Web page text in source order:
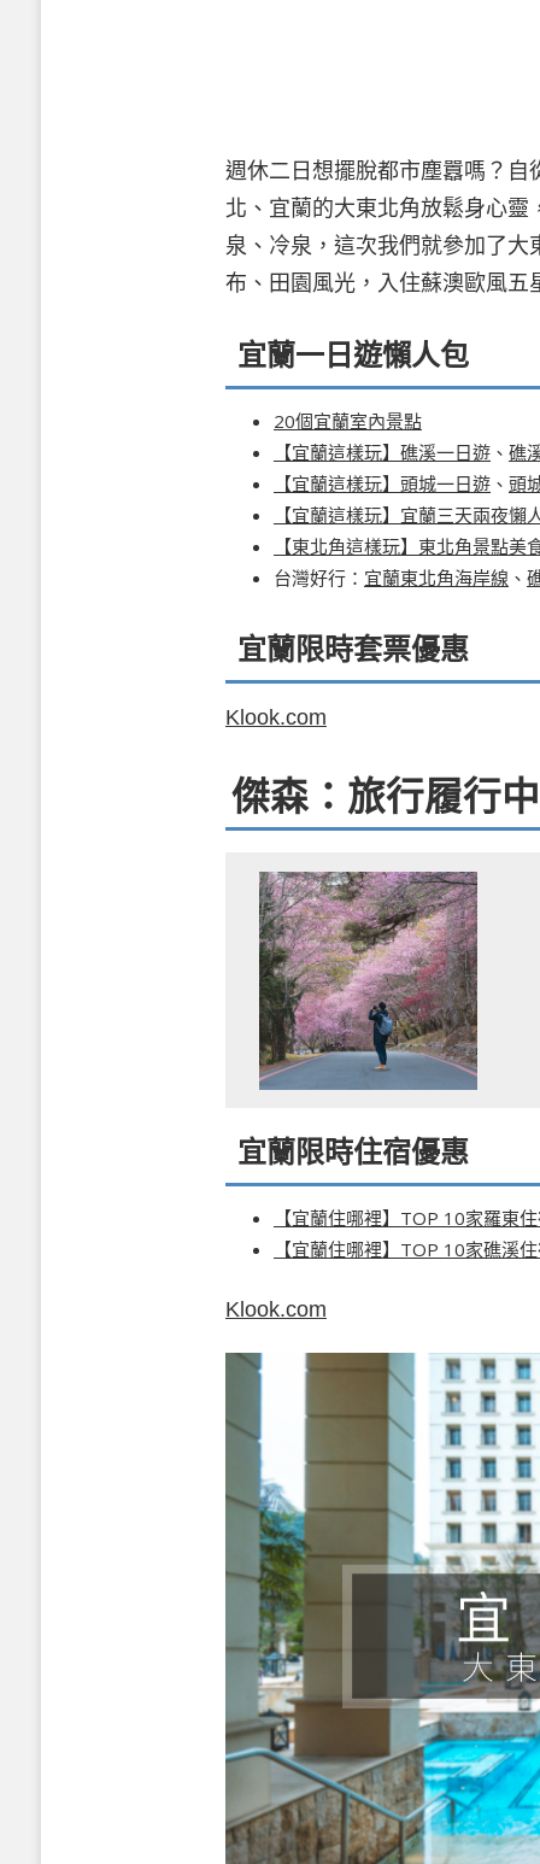
週休二日想擺脫都市塵囂嗎？
北、宜蘭的大東北角放鬆身心
泉、冷泉，這次我們就參加了
布、田園風光，入住蘇澳歐風
宜蘭一日遊懶人包
20個宜蘭室內景點
【宜蘭這樣玩】礁溪一日遊、 礁
【宜蘭這樣玩】頭城一日遊、 頭
【宜蘭這樣玩】宜蘭三天兩夜懶
【東北角這樣玩】東北角景點美
台灣好行： 宜蘭東北角海岸線 、
宜蘭限時套票優惠
Klook.com
傑森：旅行履行中
宜蘭限時住宿優惠
【宜蘭住哪裡】TOP 10家羅東
【宜蘭住哪裡】TOP 10家礁溪
Klook.com